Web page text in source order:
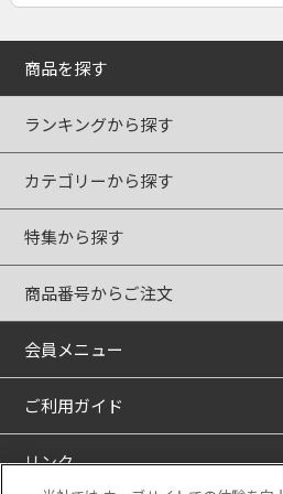
商品を探す
ランキングから探す
カテゴリーから探す
特集から探す
商品番号からご注文
会員メニュー
ご利用ガイド
リンク